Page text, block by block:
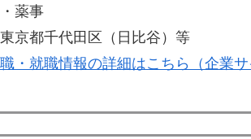
薬事
東京都千代田区（日比谷）等
・就職情報の詳細はこちら（企業サ